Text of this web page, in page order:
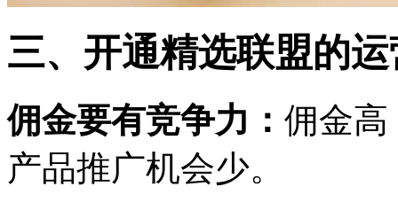
三、开通精选联盟的
佣金要有竞争力： 佣金高
产品推广机会少。